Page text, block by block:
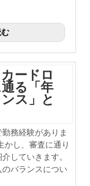
ードロ
る「年
ス」と
務経験がありま
かし、審査に通り
していきます。
バランスについ